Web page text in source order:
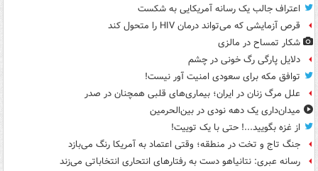
اعتراف جالب یک رسانه آمریکایی به شکست
قرص آزمایشی که می‌تواند درمان HIV را متحول کند
شکار تمساح در مالزی
دلایل پارگی رگ خونی در چشم
توافق مکه برای سعودی امنیت آور نیست!
علل مرگ زنان در ایران؛ بیماری‌های قلبی همچنان در صدر
میدان‌داری یک دهه نودی در بین‌الحرمین
از غزه بگویید...! حتی با یک توییت!
جنگ تاج و تخت در منطقه؛ وقتی اعتماد به آمریکا رنگ می‌بازد
رسانه عبری: نتانیاهو دست به رفتارهای انتحاری انتخاباتی می‌زند